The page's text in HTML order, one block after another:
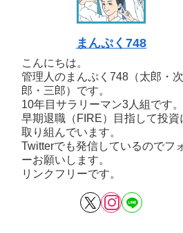
まんぷく748
こんにちは。
管理人のまんぷく748（太郎・次
郎・三郎）です。
10年目サラリーマン3人組です。
早期退職（FIRE）目指して投資
取り組んでいます。
Twitterでも発信しているのでフ
ーお願いします。
リンクフリーです。